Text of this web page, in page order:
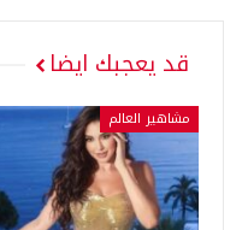
قد يعجبك ايضا
مشاهير العالم